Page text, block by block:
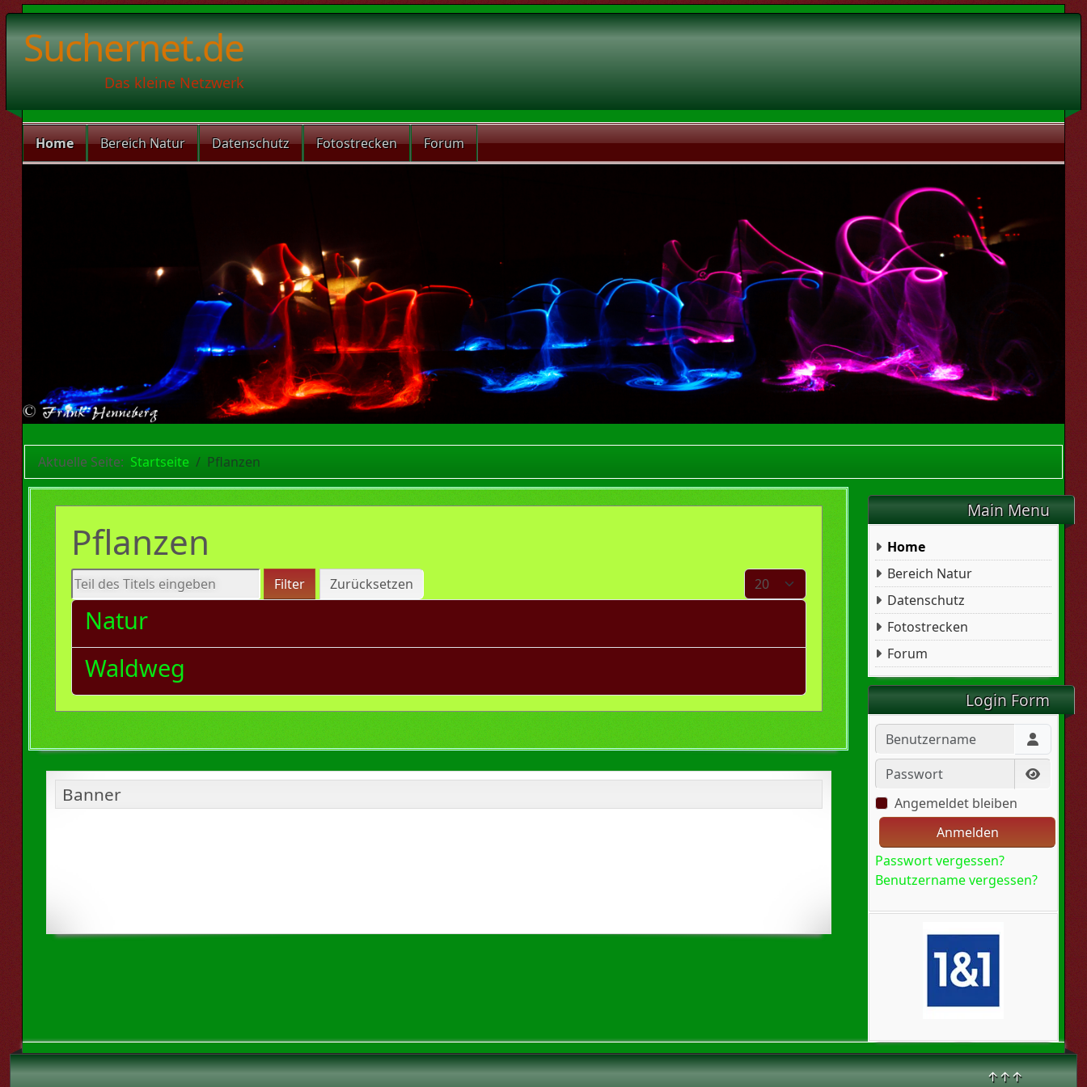
Suchernet.de
Das kleine Netzwerk
Home Bereich Natur Datenschutz Fotostrecken Forum
Aktuelle Seite: Startseite Pflanzen
↑↑↑
Main Menu
Home
Bereich Natur
Datenschutz
Fotostrecken
Forum
Login Form
Benutzername
Passwort
Angemeldet bleiben
Anmelden
Passwort vergessen?
Benutzername vergessen?
Pflanzen
Teil des Titels eingeben Filter Zurücksetzen Anzeige #
Natur
Waldweg
Banner